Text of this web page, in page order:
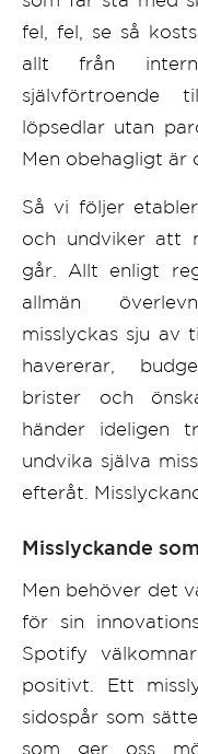
fel, fel, se så
allt från
självförtroende
löpsedlar utan
Men obehagligt är
Så vi följer
och undviker att
går. Allt enligt
allmän
misslyckas sju av
havererar,
brister och
händer ideligen
undvika själva
efteråt.
Misslyckande
Men behöver det
för sin
Spotify
positivt. Ett
sidospår som
som ger oss